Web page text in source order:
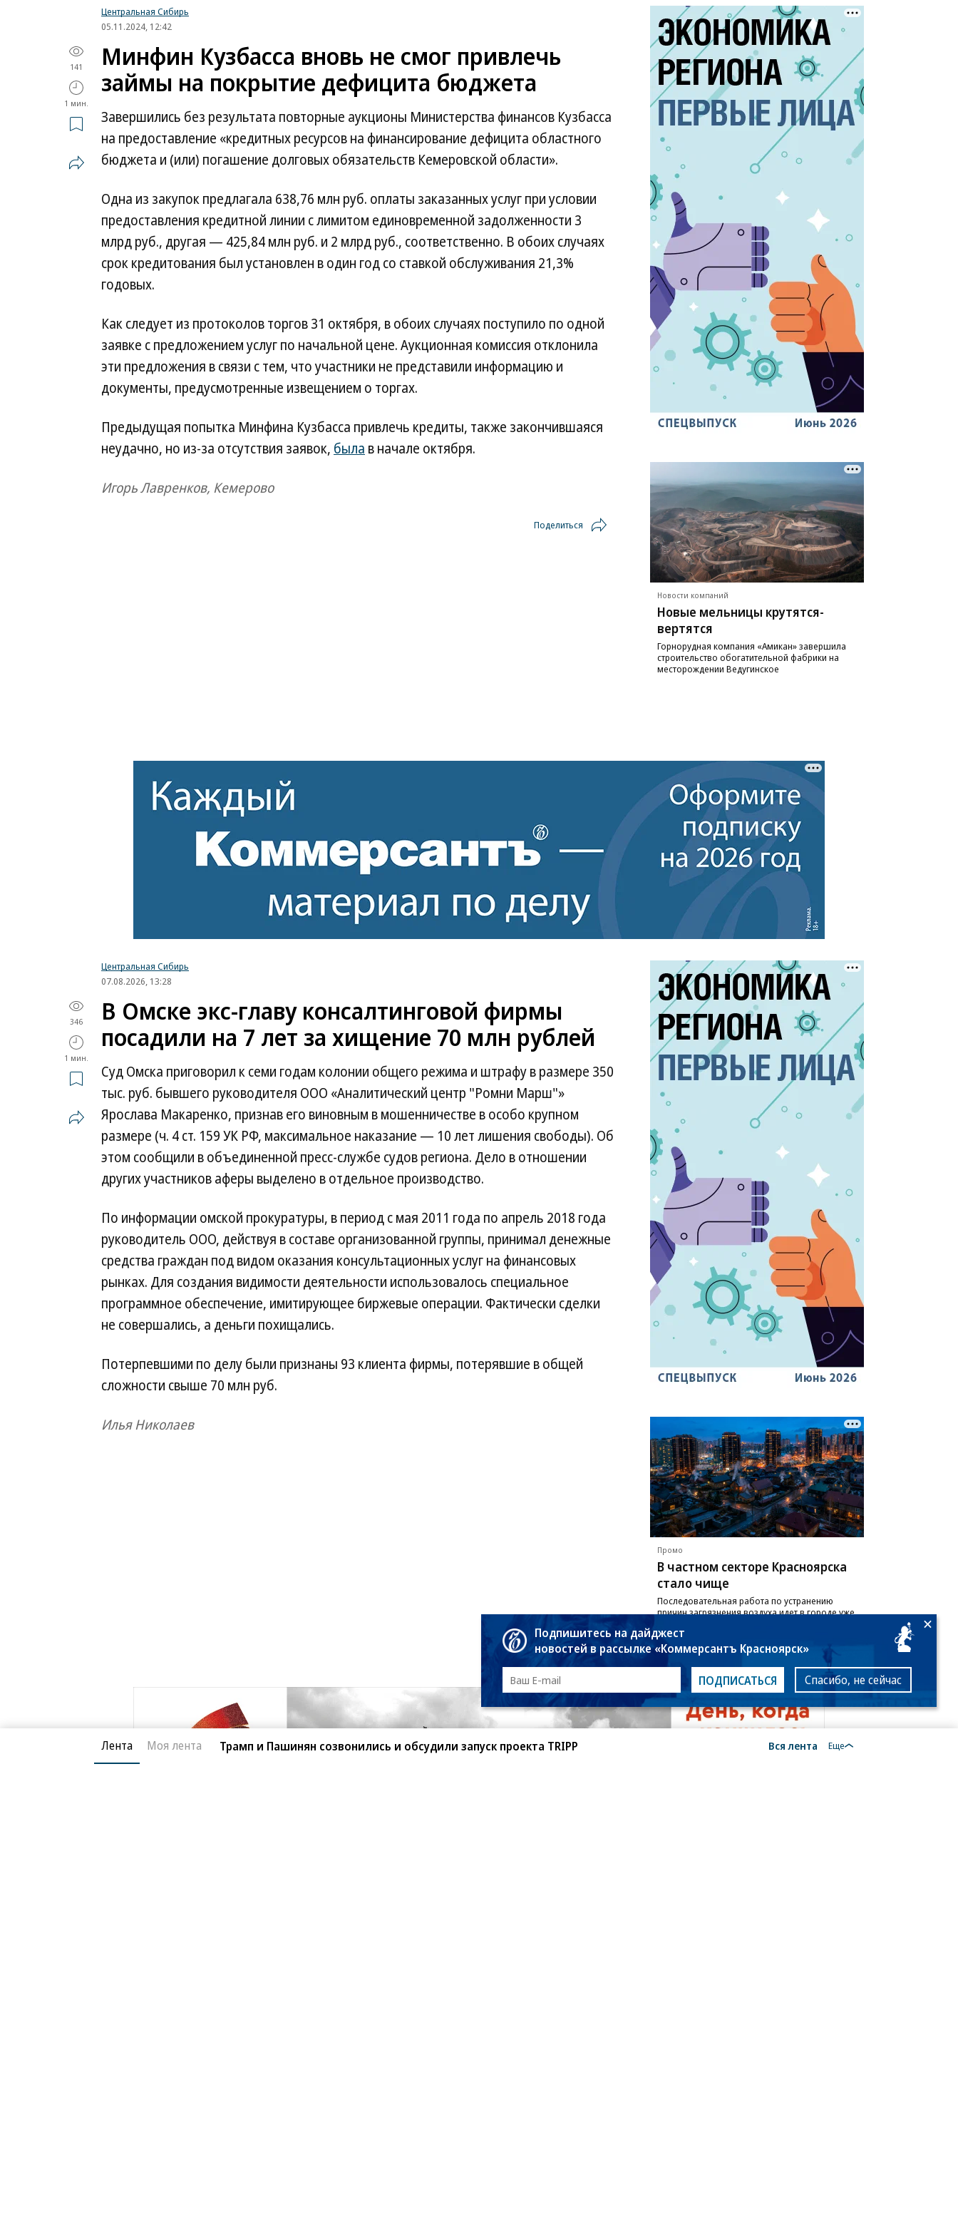
Центральная Сибирь
05.11.2024, 12:42
141
1 мин.
Минфин Кузбасса вновь не смог привлечь
займы на покрытие дефицита бюджета
Завершились без результата повторные аукционы Министерства финансов Кузбасса
на предоставление «кредитных ресурсов на финансирование дефицита областного
бюджета и (или) погашение долговых обязательств Кемеровской области».
Одна из закупок предлагала 638,76 млн руб. оплаты заказанных услуг при условии
предоставления кредитной линии с лимитом единовременной задолженности 3
млрд руб., другая — 425,84 млн руб. и 2 млрд руб., соответственно. В обоих случаях
срок кредитования был установлен в один год со ставкой обслуживания 21,3%
годовых.
Как следует из протоколов торгов 31 октября, в обоих случаях поступило по одной
заявке с предложением услуг по начальной цене. Аукционная комиссия отклонила
эти предложения в связи с тем, что участники не представили информацию и
документы, предусмотренные извещением о торгах.
Предыдущая попытка Минфина Кузбасса привлечь кредиты, также закончившаяся
неудачно, но из-за отсутствия заявок, была в начале октября.
Игорь Лавренков, Кемерово
Поделиться
Новости компаний
Новые мельницы крутятся-
вертятся
Горнорудная компания «Амикан» завершила
строительство обогатительной фабрики на
месторождении Ведугинское
Центральная Сибирь
07.08.2026, 13:28
346
1 мин.
В Омске экс-главу консалтинговой фирмы
посадили на 7 лет за хищение 70 млн рублей
Суд Омска приговорил к семи годам колонии общего режима и штрафу в размере 350
тыс. руб. бывшего руководителя ООО «Аналитический центр "Ромни Марш"»
Ярослава Макаренко, признав его виновным в мошенничестве в особо крупном
размере (ч. 4 ст. 159 УК РФ, максимальное наказание — 10 лет лишения свободы). Об
этом сообщили в объединенной пресс-службе судов региона. Дело в отношении
других участников аферы выделено в отдельное производство.
По информации омской прокуратуры, в период с мая 2011 года по апрель 2018 года
руководитель ООО, действуя в составе организованной группы, принимал денежные
средства граждан под видом оказания консультационных услуг на финансовых
рынках. Для создания видимости деятельности использовалось специальное
программное обеспечение, имитирующее биржевые операции. Фактически сделки
не совершались, а деньги похищались.
Потерпевшими по делу были признаны 93 клиента фирмы, потерявшие в общей
сложности свыше 70 млн руб.
Илья Николаев
Промо
В частном секторе Красноярска
стало чище
Последовательная работа по устранению
причин загрязнения воздуха идет в городе уже
Лента Моя лента Трамп и Пашинян созвонились и обсудили запуск проекта TRIPP Вся лента Еще
Подпишитесь на дайджест
новостей в рассылке «Коммерсантъ Красноярск»
ПОДПИСАТЬСЯ Спасибо, не сейчас